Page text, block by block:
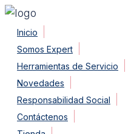
Skip
content
Inicio
Somos Expert
Herramientas de Servicio
Novedades
Responsabilidad Social
Contáctenos